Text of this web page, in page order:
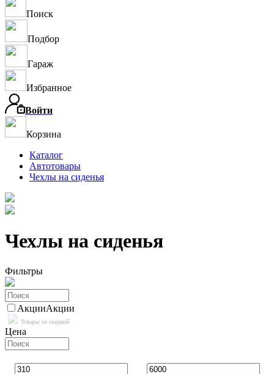
Поиск
Подбор
Гараж
Избранное
Войти
Корзина
Каталог
Автотовары
Чехлы на сиденья
Чехлы на сиденья
Фильтры
АкцииАкции
Товары со скидкой
Цена